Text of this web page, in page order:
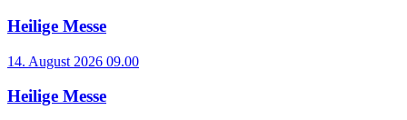
Heilige Messe
14. August 2026 09.00
Heilige Messe